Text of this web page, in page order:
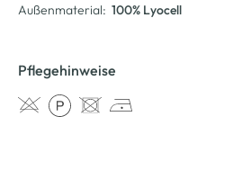
Außenmaterial: 100% Lyocell
Pflegehinweise